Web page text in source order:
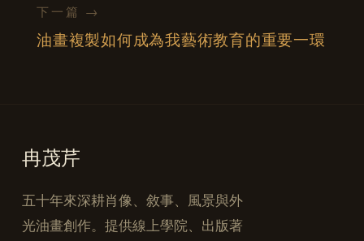
下一篇 →
油畫複製如何成為我藝術教育的重要一環
冉茂芹
五十年來深耕肖像、敘事、風景與外
光油畫創作。提供線上學院、出版著